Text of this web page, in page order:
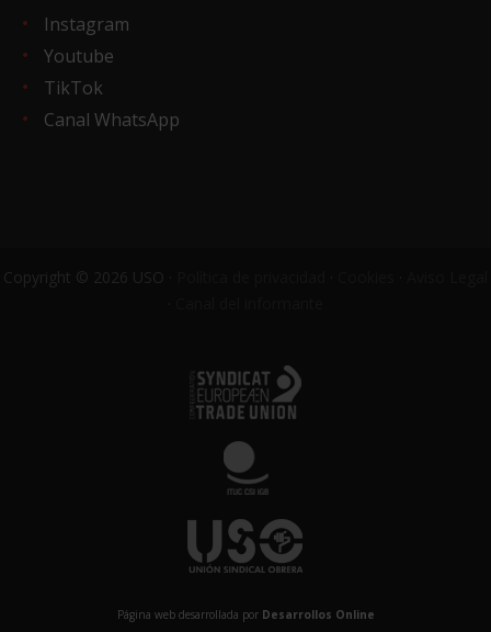
Instagram
Youtube
TikTok
Canal WhatsApp
Copyright © 2026 USO ·
Página web desarrollada por Desarrollos Online